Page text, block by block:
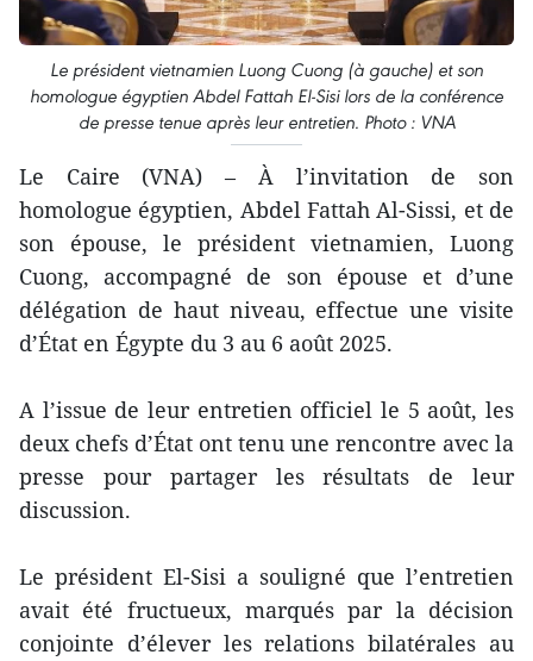
Le président vietnamien Luong Cuong (à gauche) et son
homologue égyptien Abdel Fattah El-Sisi lors de la conférence
de presse tenue après leur entretien. Photo : VNA
Le Caire (VNA) – À l’invitation de son
homologue égyptien, Abdel Fattah Al-Sissi, et de
son épouse, le président vietnamien, Luong
Cuong, accompagné de son épouse et d’une
délégation de haut niveau, effectue une visite
d’État en Égypte du 3 au 6 août 2025.
A l’issue de leur entretien officiel le 5 août, les
deux chefs d’État ont tenu une rencontre avec la
presse pour partager les résultats de leur
discussion.
Le président El-Sisi a souligné que l’entretien
avait été fructueux, marqués par la décision
conjointe d’élever les relations bilatérales au